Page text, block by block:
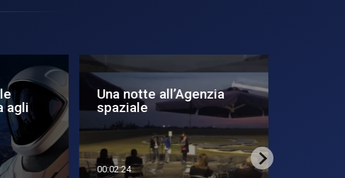
Una notte all’Agenzia
spaziale
00:02:24